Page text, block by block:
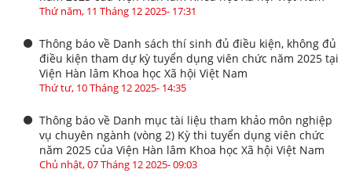
Thứ năm, 11 Tháng 12 2025- 17:31
Thông báo về Danh sách thí sinh đủ điều kiện, không đủ
điều kiện tham dự kỳ tuyển dụng viên chức năm 2025 tại
Viện Hàn lâm Khoa học Xã hội Việt Nam
Thứ tư, 10 Tháng 12 2025- 14:35
Thông báo về Danh mục tài liệu tham khảo môn nghiệp
vụ chuyên ngành (vòng 2) Kỳ thi tuyển dụng viên chức
năm 2025 của Viện Hàn lâm Khoa học Xã hội Việt Nam
Chủ nhật, 07 Tháng 12 2025- 09:03